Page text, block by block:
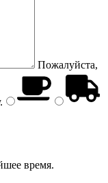
Пожалуйста,
.
время.